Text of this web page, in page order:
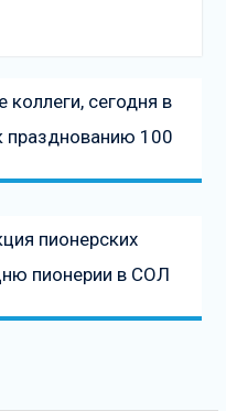
сегодня в
празднованию 100
пионерских
пионерии в СОЛ